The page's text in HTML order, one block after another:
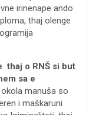
irinenape ando
thaj olenge
thaj o RNŠ si but
sa e
manuša so
i maškaruni